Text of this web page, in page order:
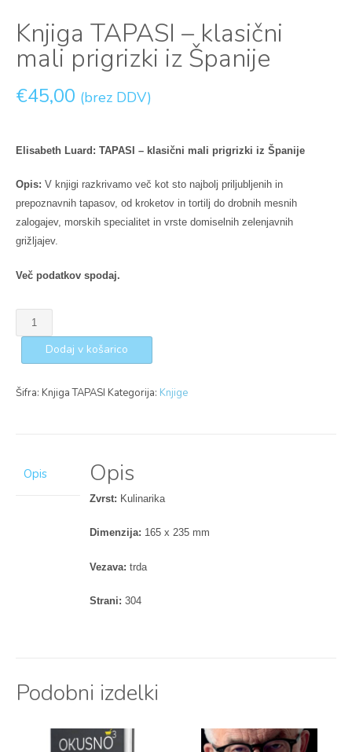
Knjiga TAPASI – klasični
mali prigrizki iz Španije
€45,00 (brez DDV)
Elisabeth Luard: TAPASI – klasični mali prigrizki iz Španije
Opis: V knjigi razkrivamo več kot sto najbolj priljubljenih in
prepoznavnih tapasov, od kroketov in tortilj do drobnih mesnih
zalogajev, morskih specialitet in vrste domiselnih zelenjavnih
grižljajev.
Več podatkov spodaj.
Dodaj v košarico
Šifra: Knjiga TAPASI Kategorija: Knjige
Opis Opis
Zvrst: Kulinarika
Dimenzija: 165 x 235 mm
Vezava: trda
Strani: 304
Podobni izdelki